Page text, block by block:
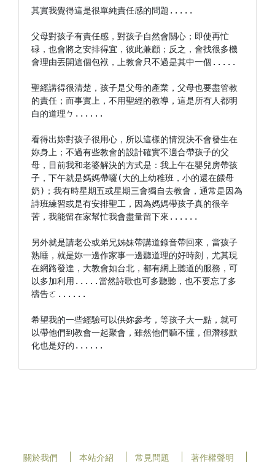
其實我覺得這是很單純責任感的問題.....
父母對孩子有責任感，對孩子自然會關心；即使再忙
碌，也會將之安排得宜，彼此兼顧；反之，會找很多機
會理由丟開這個包袱，上教會只不過是其中一個.....
聖經講得很清楚，孩子是父母的產業，父母也要盡管教
的責任；而事實上，不用聖經的教導，這是所有人都明
白的道理ㄅ......
看得出妳對孩子很用心，所以這樣的情況決不會發生在
妳身上；不過有些教會的設計確實不適合帶孩子的父
母，目前我和老婆解決的方式是：我上午在嬰兒房帶孩
子，下午就是媽媽帶囉(大的上幼稚班，小的還在餵母
奶)；我有時星期五或星期三會獨自去教會，通常是因為
詩班練習或是有安排聖工，因為媽媽帶孩子真的很辛
苦，我能留在家幫忙我會盡量留下來......
另外就是請老公或弟兄姊妹帶講道錄音帶回來，當孩子
熟睡，就是妳一邊作家事一邊聽道理的好時刻，尤其現
在網路發達，大教會如台北，都有網上聽道的服務，可
以多加利用.....當然詩歌也可多聽聽，也不要忘了多
禱告ㄛ......
希望我的一些經驗可以供妳參考，等孩子大一點，就可
以帶他們到教會一起聚會，雖然他們聽不懂，但潛移默
化也是好的......
關於我們 本站介紹 常見問題 著作權聲明